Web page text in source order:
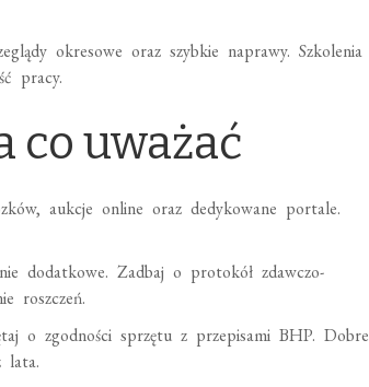
okresowe oraz szybkie naprawy. Szkolenia
pracy.
co uważać
aukcje online oraz dedykowane portale.
dodatkowe. Zadbaj o protokół zdawczo-
roszczeń.
o zgodności sprzętu z przepisami BHP. Dobre
lata.